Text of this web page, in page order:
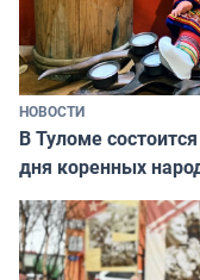
НОВОСТИ
В Туломе
дня коренных